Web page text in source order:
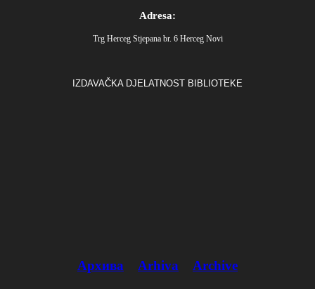
Adresa:
Trg Herceg Stjepana br. 6 Herceg Novi
IZDAVAČKA DJELATNOST BIBLIOTEKE
Архива Arhiva Archive